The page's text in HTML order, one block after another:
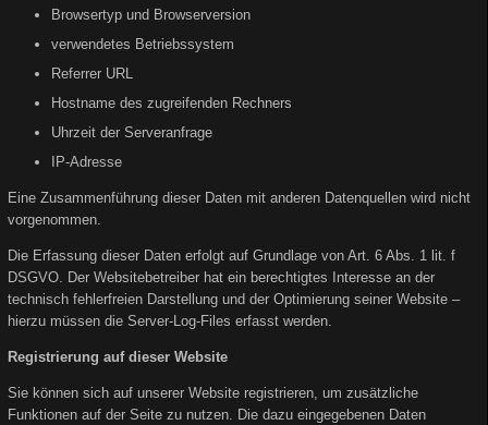
Browsertyp und Browserversion
verwendetes Betriebssystem
Referrer URL
Hostname des zugreifenden Rechners
Uhrzeit der Serveranfrage
IP-Adresse
Eine Zusammenführung dieser Daten mit anderen Datenquellen wird nicht
vorgenommen.
Die Erfassung dieser Daten erfolgt auf Grundlage von Art. 6 Abs. 1 lit. f
DSGVO. Der Websitebetreiber hat ein berechtigtes Interesse an der
technisch fehlerfreien Darstellung und der Optimierung seiner Website –
hierzu müssen die Server-Log-Files erfasst werden.
Registrierung auf dieser Website
Sie können sich auf unserer Website registrieren, um zusätzliche
Funktionen auf der Seite zu nutzen. Die dazu eingegebenen Daten